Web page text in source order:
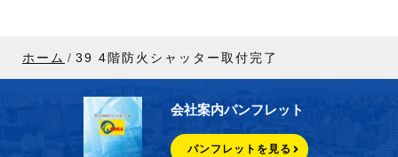
ホーム 39 4階防火シャッター取付完了
会社案内パンフレット
パンフレットを見る